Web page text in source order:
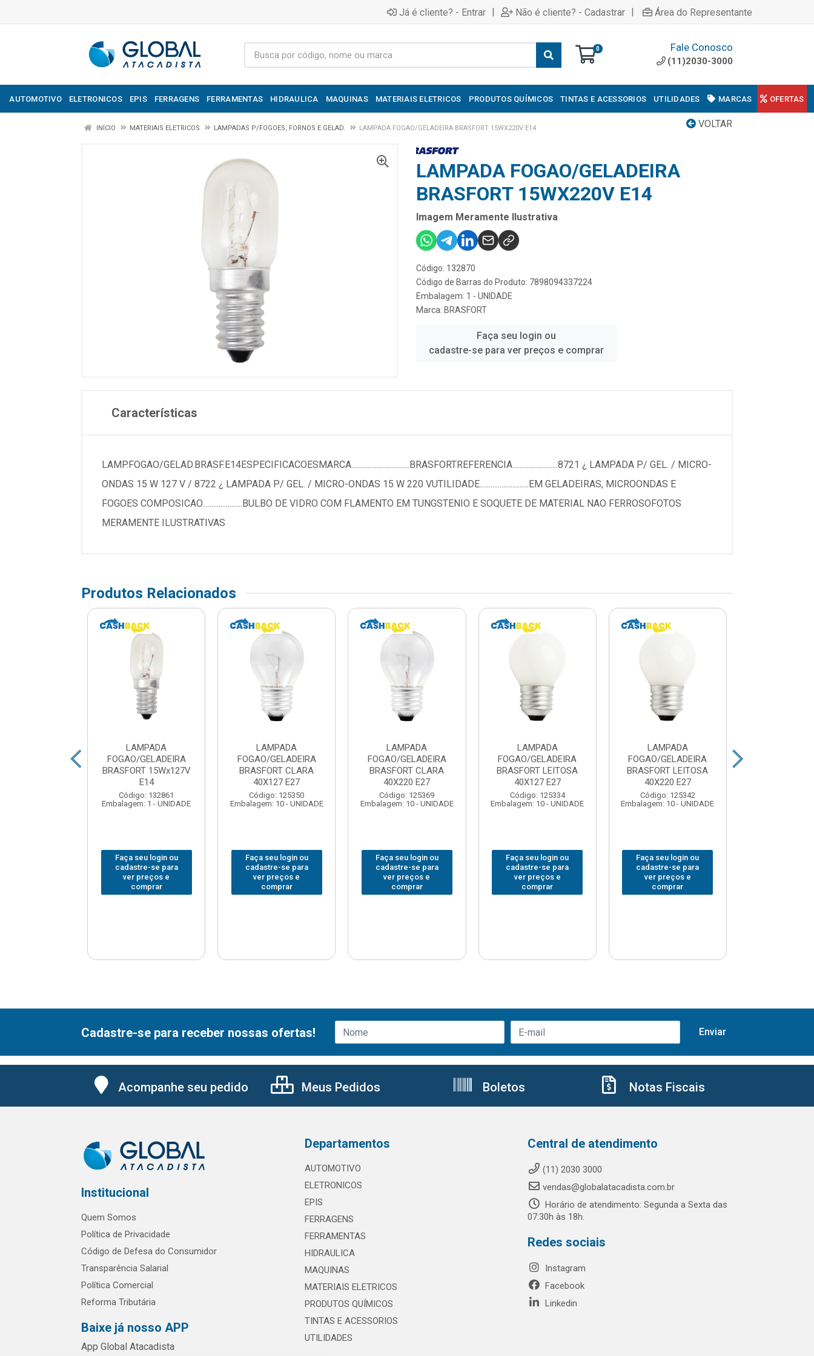
Já é cliente? - Entrar | Não é cliente? - Cadastrar | Área do Representante
0 Fale Conosco
(11)2030-3000
AUTOMOTIVO ELETRONICOS EPIS FERRAGENS FERRAMENTAS HIDRAULICA MAQUINAS MATERIAIS ELETRICOS PRODUTOS QUÍMICOS TINTAS E ACESSORIOS UTILIDADES MARCAS OFERTAS
VOLTAR
INÍCIO MATERIAIS ELETRICOS LAMPADAS P/FOGOES, FORNOS E GELAD. LAMPADA FOGAO/GELADEIRA BRASFORT 15WX220V E14
LAMPADA FOGAO/GELADEIRA
BRASFORT 15WX220V E14
Imagem Meramente Ilustrativa
Código: 132870
Código de Barras do Produto: 7898094337224
Embalagem: 1 - UNIDADE
Marca: BRASFORT
Faça seu login ou
cadastre-se para ver preços e comprar
Características
LAMP.FOGAO/GELAD.BRASF.E14ESPECIFICACOESMARCA................................BRASFORTREFERENCIA.........................8721 ¿ LAMPADA P/ GEL. / MICRO-
ONDAS 15 W 127 V / 8722 ¿ LAMPADA P/ GEL. / MICRO-ONDAS 15 W 220 VUTILIDADE...........................EM GELADEIRAS, MICROONDAS E
FOGOES COMPOSICAO......................BULBO DE VIDRO COM FLAMENTO EM TUNGSTENIO E SOQUETE DE MATERIAL NAO FERROSOFOTOS
MERAMENTE ILUSTRATIVAS
Produtos Relacionados
LAMPADA
FOGAO/GELADEIRA
BRASFORT 15Wx127V
E14
Código: 132861
Embalagem: 1 - UNIDADE
Faça seu login ou
cadastre-se para
ver preços e
comprar
LAMPADA
FOGAO/GELADEIRA
BRASFORT CLARA
40X127 E27
Código: 125350
Embalagem: 10 - UNIDADE
Faça seu login ou
cadastre-se para
ver preços e
comprar
LAMPADA
FOGAO/GELADEIRA
BRASFORT CLARA
40X220 E27
Código: 125369
Embalagem: 10 - UNIDADE
Faça seu login ou
cadastre-se para
ver preços e
comprar
LAMPADA
FOGAO/GELADEIRA
BRASFORT LEITOSA
40X127 E27
Código: 125334
Embalagem: 10 - UNIDADE
Faça seu login ou
cadastre-se para
ver preços e
comprar
LAMPADA
FOGAO/GELADEIRA
BRASFORT LEITOSA
40X220 E27
Código: 125342
Embalagem: 10 - UNIDADE
Faça seu login ou
cadastre-se para
ver preços e
comprar
Cadastre-se para receber nossas ofertas!
Acompanhe seu pedido Meus Pedidos Boletos Notas Fiscais
Institucional
Quem Somos
Política de Privacidade
Código de Defesa do Consumidor
Transparência Salarial
Política Comercial
Reforma Tributária
Baixe já nosso APP
App Global Atacadista
Departamentos
AUTOMOTIVO
ELETRONICOS
EPIS
FERRAGENS
FERRAMENTAS
HIDRAULICA
MAQUINAS
MATERIAIS ELETRICOS
PRODUTOS QUÍMICOS
TINTAS E ACESSORIOS
UTILIDADES
Central de atendimento
(11) 2030 3000
vendas@globalatacadista.com.br
Horário de atendimento: Segunda a Sexta das
07:30h às 18h.
Redes sociais
Instagram
Facebook
Linkedin